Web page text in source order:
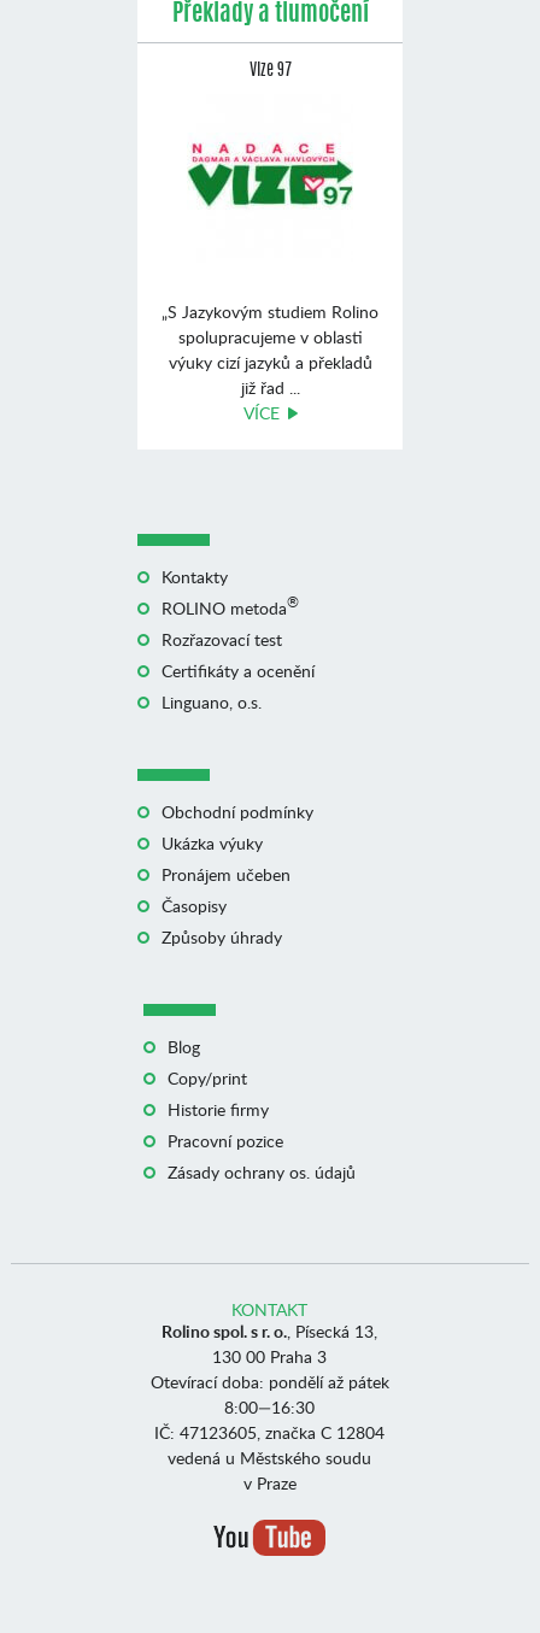
Překlady a tlumočení
Vize 97
„S Jazykovým studiem Rolino
spolupracujeme v oblasti
výuky cizí jazyků a překladů
již řad ...
VÍCE
Kontakty
ROLINO metoda®
Rozřazovací test
Certifikáty a ocenění
Linguano, o.s.
Obchodní podmínky
Ukázka výuky
Pronájem učeben
Časopisy
Způsoby úhrady
Blog
Copy/print
Historie firmy
Pracovní pozice
Zásady ochrany os. údajů
KONTAKT
Rolino spol. s r. o., Písecká 13,
130 00 Praha 3
Otevírací doba: pondělí až pátek
8:00—16:30
IČ: 47123605, značka C 12804
vedená u Městského soudu
v Praze